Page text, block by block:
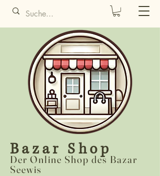
Bazar Shop
Der Online Shop des Bazar
Seewis